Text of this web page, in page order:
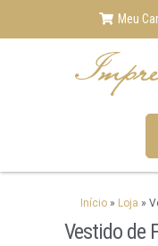
Meu
Início» Loja »
Vestido de